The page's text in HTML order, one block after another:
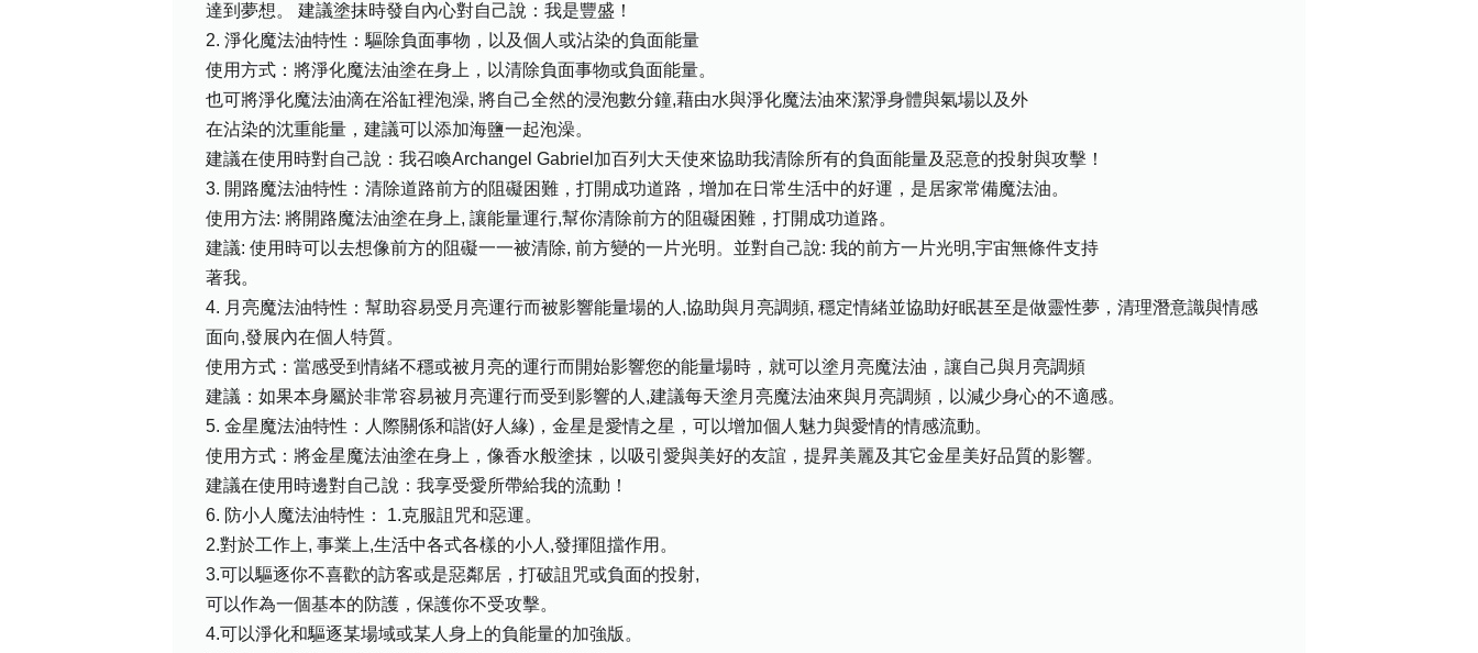
達到夢想。 建議塗抹時發自內心對自己說：我是豐盛！
2. 淨化魔法油特性：驅除負面事物，以及個人或沾染的負面能量
使用方式：將淨化魔法油塗在身上，以清除負面事物或負面能量。
也可將淨化魔法油滴在浴缸裡泡澡, 將自己全然的浸泡數分鐘,藉由水與淨化魔法油來潔淨身體與氣場以及外
在沾染的沈重能量，建議可以添加海鹽一起泡澡。
建議在使用時對自己說：我召喚Archangel Gabriel加百列大天使來協助我清除所有的負面能量及惡意的投射與攻擊！
3. 開路魔法油特性：清除道路前方的阻礙困難，打開成功道路，增加在日常生活中的好運，是居家常備魔法油。
使用方法: 將開路魔法油塗在身上, 讓能量運行,幫你清除前方的阻礙困難，打開成功道路。
建議: 使用時可以去想像前方的阻礙一一被清除, 前方變的一片光明。並對自己說: 我的前方一片光明,宇宙無條件支持
著我。
4. 月亮魔法油特性：幫助容易受月亮運行而被影響能量場的人,協助與月亮調頻, 穩定情緒並協助好眠甚至是做靈性夢，清理潛意識與情感
面向,發展內在個人特質。
使用方式：當感受到情緒不穩或被月亮的運行而開始影響您的能量場時，就可以塗月亮魔法油，讓自己與月亮調頻
建議：如果本身屬於非常容易被月亮運行而受到影響的人,建議每天塗月亮魔法油來與月亮調頻，以減少身心的不適感。
5. 金星魔法油特性：人際關係和諧(好人緣)，金星是愛情之星，可以增加個人魅力與愛情的情感流動。
使用方式：將金星魔法油塗在身上，像香水般塗抹，以吸引愛與美好的友誼，提昇美麗及其它金星美好品質的影響。
建議在使用時邊對自己說：我享受愛所帶給我的流動！
6. 防小人魔法油特性： 1.克服詛咒和惡運。
2.對於工作上, 事業上,生活中各式各樣的小人,發揮阻擋作用。
3.可以驅逐你不喜歡的訪客或是惡鄰居，打破詛咒或負面的投射,
可以作為一個基本的防護，保護你不受攻擊。
4.可以淨化和驅逐某場域或某人身上的負能量的加強版。